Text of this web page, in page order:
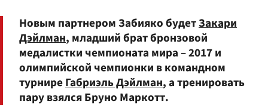
Новым партнером Забияко будетЗакари
Дэйлман, младший брат бронзовой
медалистки чемпионата мира – 2017 и
олимпийской чемпионки в командном
турниреГабриэль Дэйлман, а тренировать
пару взялся Бруно Маркотт.